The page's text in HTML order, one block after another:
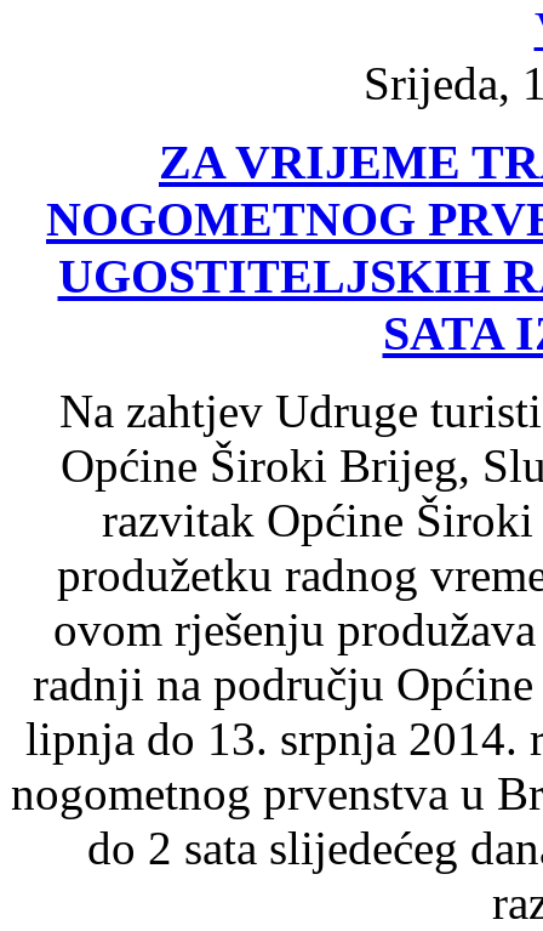
Srijeda,
ZA VRIJEME
NOGOMETNOG
UGOSTITELJSKIH
SATA
Na zahtjev Udruge
Općine Široki Brijeg,
razvitak Općine
produžetku radnog
ovom rješenju
radnji na području
lipnja do 13. srpnja 2014.
nogometnog prvenstva u
do 2 sata slijedećeg